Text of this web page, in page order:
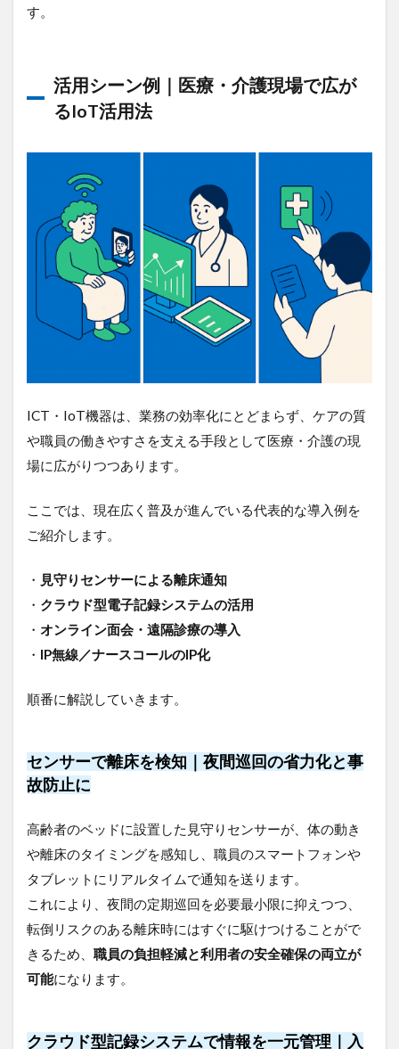
オンラ
イン面
会・遠
隔診療
師とつ
ながる
環境整
備
1.1.4
IP無線
やナー
スコー
ルをネ
ット連
報共有
IoT
を阻
む“通
信イ
ラの
は？
政
自治
通信
整備
の支
度
3.1
介護
現場
にお
ける
ICT導
入支
援事
生労
す。
活用シーン例｜医療・介護現場で広が
るIoT活用法
ICT・IoT機器は、業務の効率化にとどまらず、ケアの質
や職員の働きやすさを支える手段として医療・介護の現
場に広がりつつあります。
ここでは、現在広く普及が進んでいる代表的な導入例を
ご紹介します。
・ 見守りセンサーによる離床通知
・ クラウド型電子記録システムの活用
・ オンライン面会・遠隔診療の導入
・ IP無線／ナースコールのIP化
順番に解説していきます。
センサーで離床を検知｜夜間巡回の省力化と事
故防止に
高齢者のベッドに設置した見守りセンサーが、体の動き
や離床のタイミングを感知し、職員のスマートフォンや
タブレットにリアルタイムで通知を送ります。
これにより、夜間の定期巡回を必要最小限に抑えつつ、
転倒リスクのある離床時にはすぐに駆けつけることがで
きるため、 職員の負担軽減と利用者の安全確保の両立が
可能になります。
クラウド型記録システムで情報を一元管理｜入